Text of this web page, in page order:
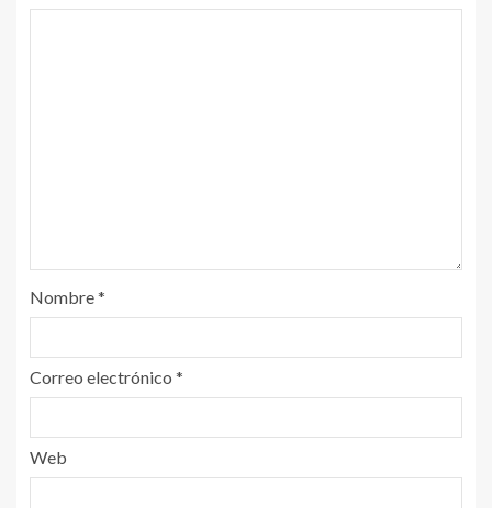
Nombre*
Correo electrónico *
Web